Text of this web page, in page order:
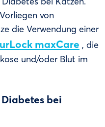
von
die Verwendung einer
maxCare , die
und/oder Blut im
bei